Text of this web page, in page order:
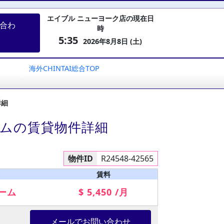
わ
エイブル ニューヨーク店の現在日
時
5:35 2026年8月8日 (土)
海外CHINTAI総合TOP
の賃貸物件詳細
物件ID R24548-42565
賃料
ム $ 5,450 /月
メールでお問い合わせ